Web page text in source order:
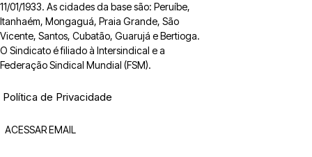
11/01/1933. As cidades da base são: Peruíbe,
Itanhaém, Mongaguá, Praia Grande, São
Vicente, Santos, Cubatão, Guarujá e Bertioga.
O Sindicato é filiado à Intersindical e a
Federação Sindical Mundial (FSM).
Política de Privacidade
ACESSAR EMAIL